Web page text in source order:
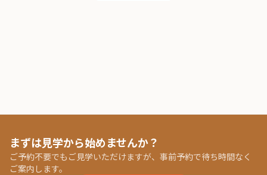
まずは見学から始めませんか？
ご予約不要でもご見学いただけますが、事前予約で待ち時間なく
ご案内します。